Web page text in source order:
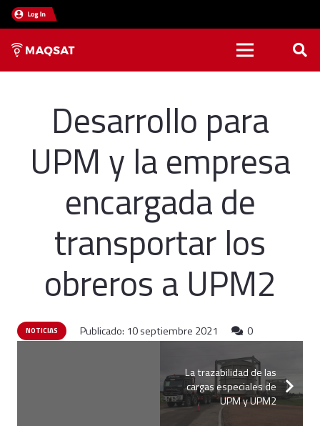
Desarrollo para
UPM y la empresa
encargada de
transportar los
obreros a UPM2
NOTICIAS Publicado: 10 septiembre 2021 0
La trazabilidad de las
cargas especiales de
UPM y UPM2